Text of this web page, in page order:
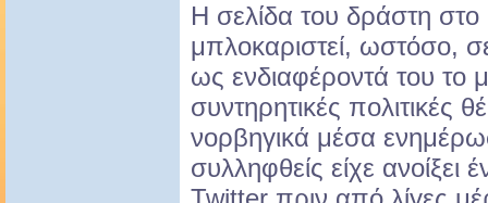
Η σελίδα του δράστη στο
μπλοκαριστεί, ωστόσο,
ως ενδιαφέροντά του το
συντηρητικές πολιτικές
νορβηγικά μέσα
συλληφθείς είχε ανοίξει